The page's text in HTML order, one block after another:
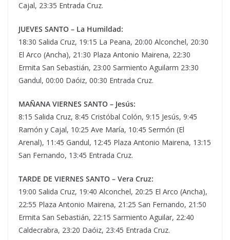
Cajal, 23:35 Entrada Cruz.
JUEVES SANTO – La Humildad:
18:30 Salida Cruz, 19:15 La Peana, 20:00 Alconchel, 20:30
El Arco (Ancha), 21:30 Plaza Antonio Mairena, 22:30
Ermita San Sebastián, 23:00 Sarmiento Aguilarm 23:30
Gandul, 00:00 Daóiz, 00:30 Entrada Cruz.
MAÑANA VIERNES SANTO – Jesús:
8:15 Salida Cruz, 8:45 Cristóbal Colón, 9:15 Jesús, 9:45
Ramón y Cajal, 10:25 Ave María, 10:45 Sermón (El
Arenal), 11:45 Gandul, 12:45 Plaza Antonio Mairena, 13:15
San Fernando, 13:45 Entrada Cruz.
TARDE DE VIERNES SANTO – Vera Cruz:
19:00 Salida Cruz, 19:40 Alconchel, 20:25 El Arco (Ancha),
22:55 Plaza Antonio Mairena, 21:25 San Fernando, 21:50
Ermita San Sebastián, 22:15 Sarmiento Aguilar, 22:40
Caldecrabra, 23:20 Daóiz, 23:45 Entrada Cruz.